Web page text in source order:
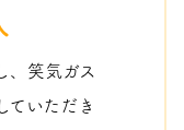
、笑気ガス
ていただき